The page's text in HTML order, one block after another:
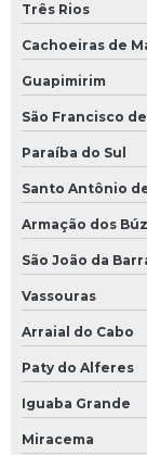
Fabricação de
Fabricação de
térmico
Fabricante de
Fabricante de
Filtragem de
Fluido térmico
Fluido térmico
Fluido térmico
Fluido térmico
Fluido térmico
Três Rios
Cachoeiras de
Guapimirim
São Francisco
Paraíba do Sul
Santo Antônio
Armação dos
São João da
Vassouras
Arraial do Cabo
Paty do Alferes
Iguaba Grande
Miracema